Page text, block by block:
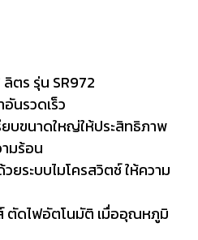
ตร รุ่น SR972
นรวดเร็ว
บขนาดใหญ่ให้ประสิทธิภาพ
มร้อน
ยระบบไมโครสวิตช์ ให้ความ
ตัดไฟอัตโนมัติ เมื่ออุณหภูมิ